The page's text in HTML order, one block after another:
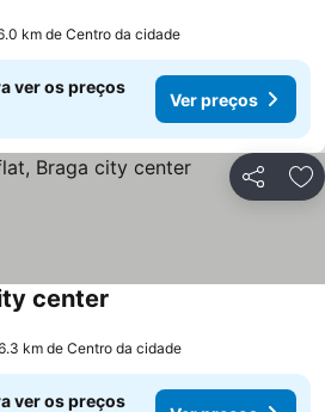
km de Centro da cidade
ver os preços
Ver preços
Partilhar
center
km de Centro da cidade
ver os preços